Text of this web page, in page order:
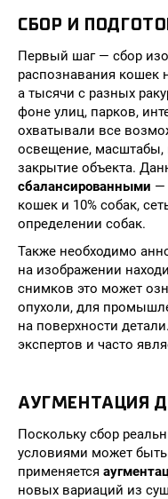
СБОР И
Первый шаг — сбор
распознавания кошек
а тысячи с разных
фоне улиц, парков,
охватывали все
освещение, масштабы,
закрытие объекта.
сбалансированными —
кошек и 10% собак,
определении собак.
Также необходимо
на изображении
снимков это может
опухоли, для
на поверхности
экспертов и часто
АУГМЕНТАЦИЯ
Поскольку сбор
условиями может
применяется
новых вариаций из